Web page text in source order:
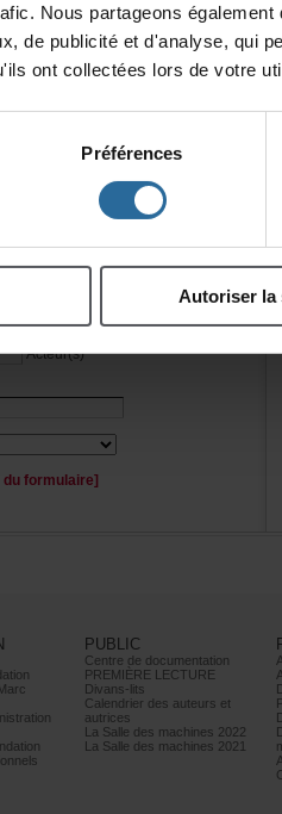
Préférences
Enfants
Personnage(s)
Acteur(s)
PUBLIC
Centrededocumentation
PREMIÈRELECTURE
Divans-lits
Calendrierdesauteurset
autrices
LaSalledesmachines2022
LaSalledesmachines2021